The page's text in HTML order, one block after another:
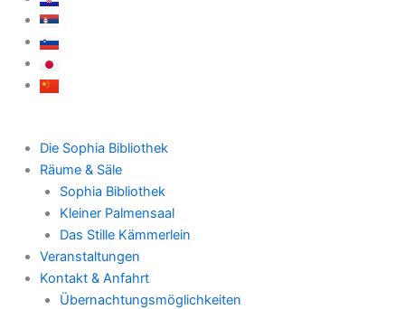
Die Sophia Bibliothek
Räume & Säle
Sophia Bibliothek
Kleiner Palmensaal
Das Stille Kämmerlein
Veranstaltungen
Kontakt & Anfahrt
Übernachtungsmöglichkeiten